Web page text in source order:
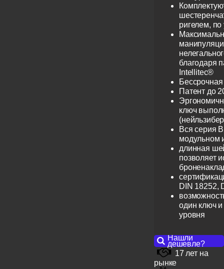
ригелем,
благодаря
Intellitec®
Патент до
ключ
Вся серия
модульном
длинная
позволяет
DIN 18252,
один ключ и
уровня
Нашли
дешевле?
17 лет на
рынке